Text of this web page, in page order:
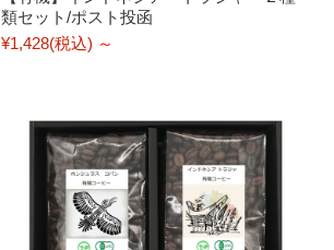
類セット/ポスト投函
¥1,428(税込) ～